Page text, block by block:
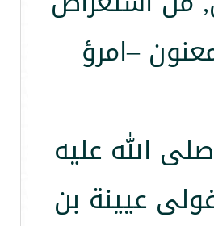
–امرؤ
الله عليه
عيينة بن